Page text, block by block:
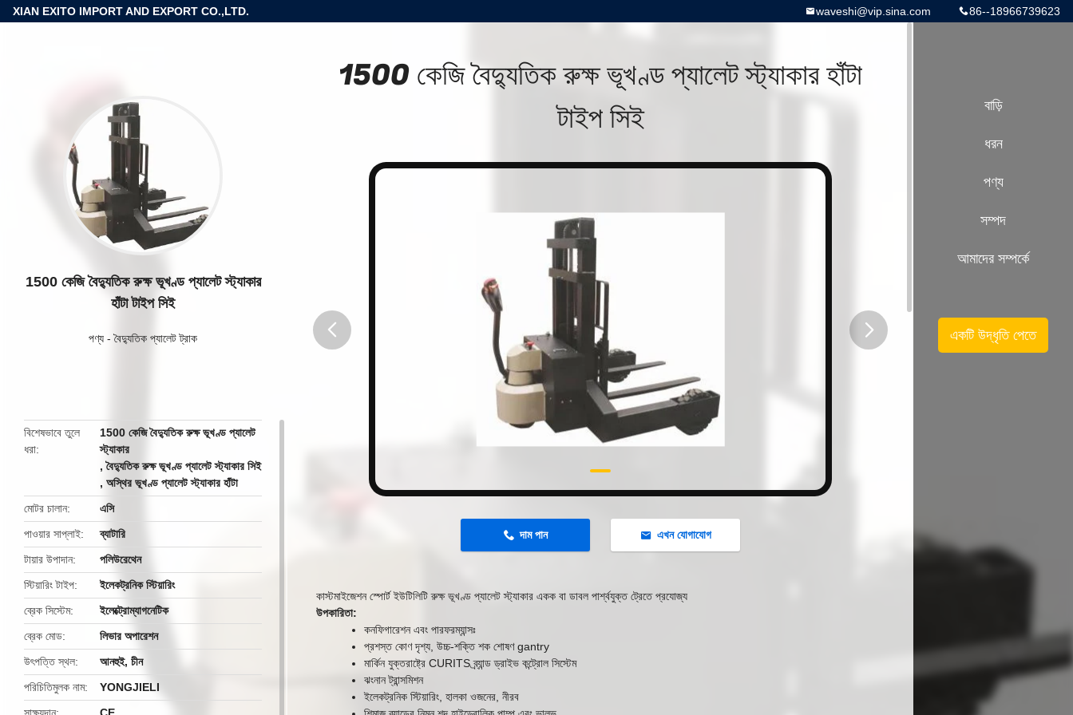
XIAN EXITO IMPORT AND EXPORT CO.,LTD. 86--18966739623
waveshi@vip.sina.com
1500 কেজি বৈদ্যুতিক রুক্ষ ভূখণ্ড প্যালেট স্ট্যাকার
হাঁটা টাইপ সিই
পণ্য -বৈদ্যুতিক প্যালেট ট্রাক
বিশেষভাবে তুলে
ধরা
1500 কেজি বৈদ্যুতিক রুক্ষ ভূখণ্ড প্যালেট
স্ট্যাকার
,বৈদ্যুতিক রুক্ষ ভূখণ্ড প্যালেট স্ট্যাকার সিই
,অস্থির ভূখণ্ড প্যালেট স্ট্যাকার হাঁটা
মোটর চালান
এসি
পাওয়ার সাপ্লাই
ব্যাটারি
টায়ার উপাদান
পলিউরেথেন
স্টিয়ারিং টাইপ
ইলেকট্রনিক স্টিয়ারিং
ব্রেক সিস্টেম
ইলেক্ট্রোম্যাগনেটিক
ব্রেক মোড
লিভার অপারেশন
উৎপত্তি স্থল
আনহুই, চীন
পরিচিতিমুলক নাম
YONGJIELI
1500 কেজি বৈদ্যুতিক রুক্ষ ভূখণ্ড প্যালেট স্ট্যাকার হাঁটা
টাইপ সিই
দাম পান এখন যোগাযোগ
কাস্টমাইজেশন স্পোর্ট ইউটিলিটি রুক্ষ ভূখণ্ড প্যালেট স্ট্যাকার একক বা ডাবল পার্শ্বযুক্ত ট্রেতে প্রযোজ্য
উপকারিতা:
কনফিগারেশন এবং পারফরম্যান্সঃ
প্রশস্ত কোণ দৃশ্য, উচ্চ-শক্তি শক শোষণ gantry
মার্কিন যুক্তরাষ্ট্রে CURITS ব্র্যান্ড ড্রাইভ কন্ট্রোল সিস্টেম
ঝংনান ট্রান্সমিশন
ইলেকট্রনিক স্টিয়ারিং, হালকা ওজনের, নীরব
বাড়ি
ধরন
পণ্য
সম্পদ
আমাদের সম্পর্কে
একটি উদ্ধৃতি পেতে